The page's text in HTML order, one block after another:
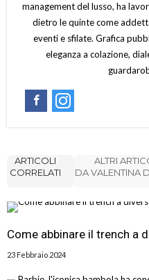
management del lusso, ha
dietro le quinte come
eventi e sfilate. Grafica
eleganza a colazione,
ARTICOLI
CORRELATI
ALTRI
DA VALENTINA
Come abbinare il trench a
23 Febbraio 2024